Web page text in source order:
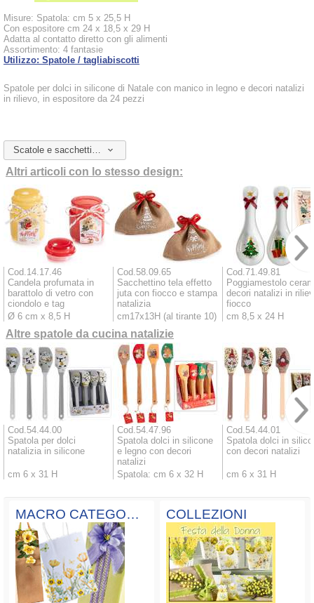
Misure: Spatola: cm 5 x 25,5 H
Con espositore cm 24 x 18,5 x 29 H
Adatta al contatto diretto con gli alimenti
Assortimento: 4 fantasie
Utilizzo: Spatole / tagliabiscotti
Spatole per dolci in silicone di Natale con manico in legno e decori natalizi
in rilievo, in espositore da 24 pezzi
Altri articoli con lo stesso design:
Cod.14.17.46
Candela profumata in
barattolo di vetro con
ciondolo e tag
Ø 6 cm x 8,5 H
Cod.58.09.65
Sacchettino tela effetto
juta con fiocco e stampa
natalizia
cm17x13H (al tirante 10)
Cod.71.49.81
Poggiamestolo
decori natalizi in
fiocco
cm 8,5 x 24 H
Altre spatole da cucina natalizie
Cod.54.44.00
Spatola per dolci
natalizia in silicone
cm 6 x 31 H
Cod.54.47.96
Spatola dolci in silicone
e legno con decori
natalizi
Spatola: cm 6 x 32 H
Cod.54.44.01
Spatola dolci in
con decori natalizi
cm 6 x 31 H
MACRO CATEGORIE COLLEZIONI